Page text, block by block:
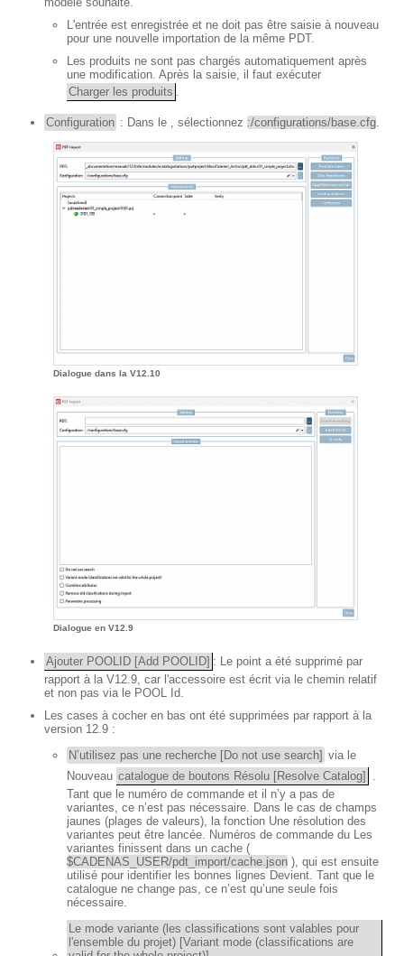
L'entrée est enregistrée et ne doit pas être saisie à nouveau
pour une nouvelle importation de la même PDT.
Les produits ne sont pas chargés automatiquement après
une modification. Après la saisie, il faut exécuter
Charger les produits .
Configuration : Dans le , sélectionnez :/configurations/base.cfg.
Dialogue dans la V12.10
Dialogue en V12.9
Ajouter POOLID [Add POOLID] : Le point a été supprimé par
rapport à la V12.9, car l'accessoire est écrit via le chemin relatif
et non pas via le POOL Id.
Les cases à cocher en bas ont été supprimées par rapport à la
version 12.9 :
N’utilisez pas une recherche [Do not use search] via le
Nouveau catalogue de boutons Résolu [Resolve Catalog]
Tant que le numéro de commande et il n’y a pas de
variantes, ce n’est pas nécessaire. Dans le cas de champs
jaunes (plages de valeurs), la fonction Une résolution des
variantes peut être lancée. Numéros de commande du Les
variantes finissent dans un cache (
$CADENAS_USER/pdt_import/cache.json ), qui est ensuite
utilisé pour identifier les bonnes lignes Devient. Tant que le
catalogue ne change pas, ce n’est qu’une seule fois
nécessaire.
Le mode variante (les classifications sont valables pour
l'ensemble du projet) [Variant mode (classifications are